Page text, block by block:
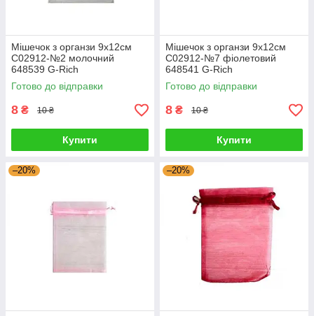
Мішечок з органзи 9х12см
С02912-№2 молочний
648539 G-Rich
Готово до відправки
8 ₴ 10 ₴
Купити
Мішечок з органзи 9х12см
С02912-№7 фіолетовий
648541 G-Rich
Готово до відправки
8 ₴ 10 ₴
Купити
–20% –20%